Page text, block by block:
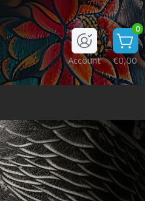
0
€0,00
Account